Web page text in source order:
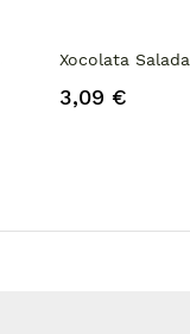
Xocolata Salada
3,09 €